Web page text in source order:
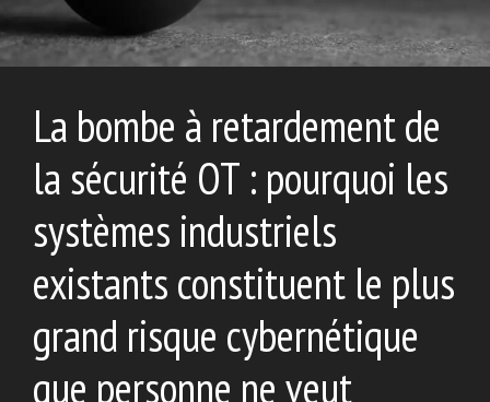
La bombe à retardement de
la sécurité OT : pourquoi les
systèmes industriels
existants constituent le plus
grand risque cybernétique
que personne ne veut